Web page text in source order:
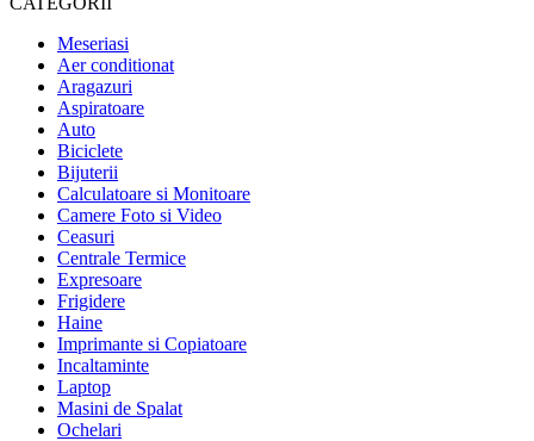
Meseriasi
Aer conditionat
Aragazuri
Aspiratoare
Auto
Biciclete
Bijuterii
Calculatoare si Monitoare
Camere Foto si Video
Ceasuri
Centrale Termice
Expresoare
Frigidere
Haine
Imprimante si Copiatoare
Incaltaminte
Laptop
Masini de Spalat
Ochelari